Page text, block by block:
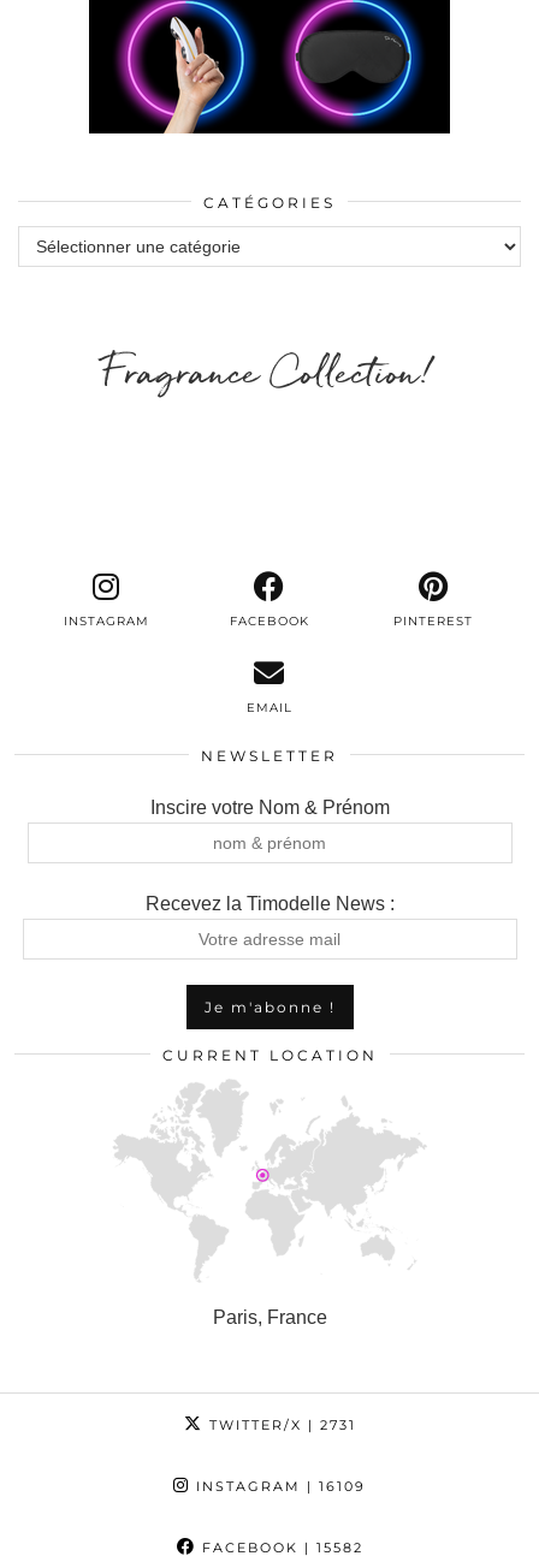
CATÉGORIES
Catégories
Fragrance Collection!
INSTAGRAM FACEBOOK PINTEREST
EMAIL
NEWSLETTER
Inscire votre Nom & Prénom
Recevez la Timodelle News :
CURRENT LOCATION
Paris, France
TWITTER/X | 2731
INSTAGRAM | 16109
FACEBOOK | 15582